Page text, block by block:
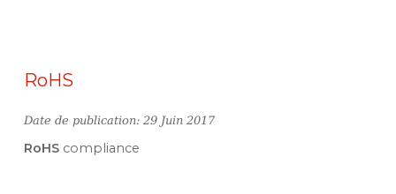
RoHS
Date de publication: 29 Juin 2017
RoHS compliance